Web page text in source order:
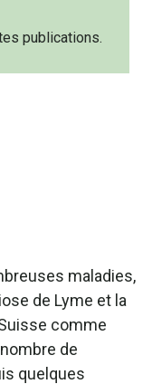
publications.
maladies,
de Lyme et la
comme
de
quelques